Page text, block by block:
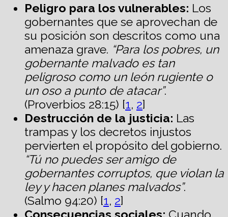
Peligro para los vulnerables: Los
gobernantes que se aprovechan de
su posición son descritos como una
amenaza grave. “Para los pobres, un
gobernante malvado es tan
peligroso como un león rugiente o
un oso a punto de atacar”.
(Proverbios 28:15) [1, 2]
Destrucción de la justicia: Las
trampas y los decretos injustos
pervierten el propósito del gobierno.
“Tú no puedes ser amigo de
gobernantes corruptos, que violan la
ley y hacen planes malvados”.
(Salmo 94:20) [1, 2]
Consecuencias sociales: Cuando